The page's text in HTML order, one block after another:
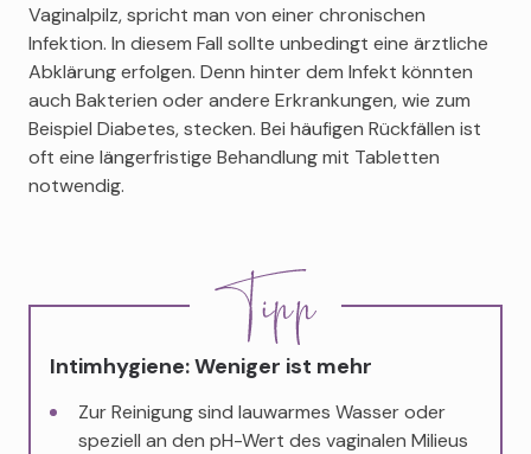
Vaginalpilz, spricht man von einer chronischen
Infektion. In diesem Fall sollte unbedingt eine ärztliche
Abklärung erfolgen. Denn hinter dem Infekt könnten
auch Bakterien oder andere Erkrankungen, wie zum
Beispiel Diabetes, stecken. Bei häufigen Rückfällen ist
oft eine längerfristige Behandlung mit Tabletten
notwendig.
Intimhygiene: Weniger ist mehr
Zur Reinigung sind lauwarmes Wasser oder
speziell an den pH-Wert des vaginalen Milieus